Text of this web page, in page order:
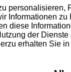
Informationen
diese
der
erhalten Sie